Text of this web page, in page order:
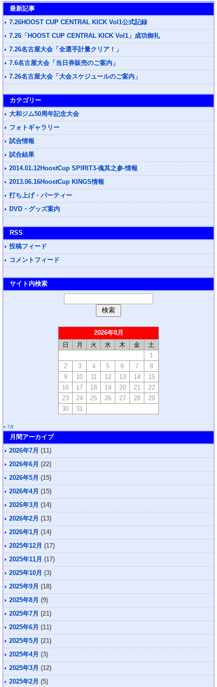
最新記事
7.26HOOST CUP CENTRAL KICK Vol1公式記録
7.26「HOOST CUP CENTRAL KICK Vol1」成功御礼
7.26名古屋大会「全選手計量クリア！」
7.6名古屋大会「当日券販売のご案内」
7.26名古屋大会「大会スケジュールのご案内」
カテゴリー
大和ジム50周年記念大会
フォトギャラリー
試合情報
試合結果
2014.01.12HoostCup SPIRIT3-魂其之参-情報
2013.06.16HoostCup KINGS情報
打ち上げ・パーティー
DVD・グッズ案内
RSS
投稿フィード
コメントフィード
サイト内検索
2026年8月
日 月 火 水 木 金
土
1
2
3 4 5 6 7
8
9
10 11 12 13 14
15
16
17 18 19 20 21
22
23
24 25 26 27 28
29
30
31
« 7月
月間アーカイブ
2026年7月 (11)
2026年6月 (22)
2026年5月 (15)
2026年4月 (15)
2026年3月 (14)
2026年2月 (13)
2026年1月 (14)
2025年12月 (17)
2025年11月 (17)
2025年10月 (3)
2025年9月 (18)
2025年8月 (9)
2025年7月 (21)
2025年6月 (11)
2025年5月 (21)
2025年4月 (3)
2025年3月 (12)
2025年2月 (5)